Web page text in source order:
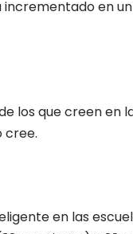
en
los que creen en
cree.
en las